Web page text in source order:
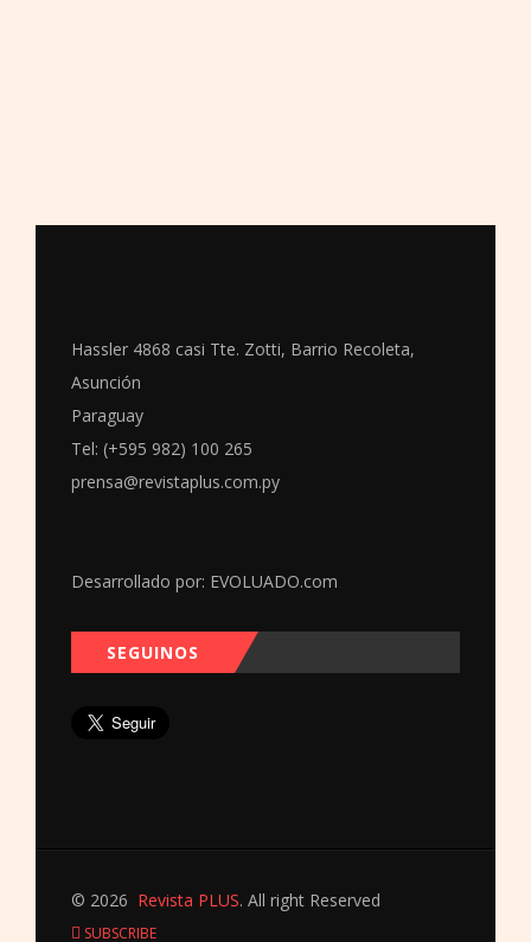
Hassler 4868 casi Tte. Zotti, Barrio Recoleta,
Asunción
Paraguay
Tel: (+595 982) 100 265
prensa@revistaplus.com.py
Desarrollado por: EVOLUADO.com
SEGUINOS
© 2026 Revista PLUS. All right Reserved
SUBSCRIBE